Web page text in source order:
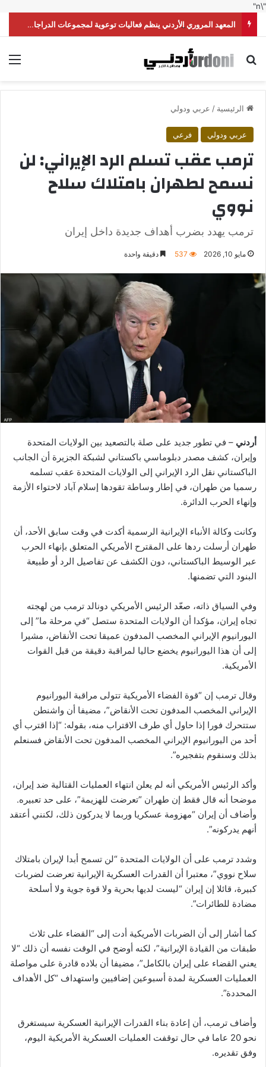
"\n"
المعهد المروري الأردني ينظم فعاليات توعوية لمجموعات الدراجات النارية
بحث عن
الرئيسية / عربي ودولي
عربي ودولي فرعي
ترمب عقب تسلم الرد الإيراني: لن
نسمح لطهران بامتلاك سلاح
نووي
ترمب يهدد بضرب أهداف جديدة داخل إيران
مايو 10, 2026 537 دقيقة واحدة
أردني – في تطور جديد على صلة بالتصعيد بين الولايات المتحدة
وإيران، كشف مصدر دبلوماسي باكستاني لشبكة الجزيرة أن الجانب
الباكستاني نقل الرد الإيراني إلى الولايات المتحدة عقب تسلمه
رسميا من طهران، في إطار وساطة تقودها إسلام آباد لاحتواء الأزمة
وإنهاء الحرب الدائرة.
وكانت وكالة الأنباء الإيرانية الرسمية أكدت في وقت سابق الأحد، أن
طهران أرسلت ردها على المقترح الأمريكي المتعلق بإنهاء الحرب
عبر الوسيط الباكستاني، دون الكشف عن تفاصيل الرد أو طبيعة
البنود التي تضمنها.
وفي السياق ذاته، صعّد الرئيس الأمريكي دونالد ترمب من لهجته
تجاه إيران، مؤكدا أن الولايات المتحدة ستصل “في مرحلة ما” إلى
اليورانيوم الإيراني المخصب المدفون عميقا تحت الأنقاض، مشيرا
إلى أن هذا اليورانيوم يخضع حاليا لمراقبة دقيقة من قبل القوات
الأمريكية.
وقال ترمب إن “قوة الفضاء الأمريكية تتولى مراقبة اليورانيوم
الإيراني المخصب المدفون تحت الأنقاض”، مضيفا أن واشنطن
ستتحرك فورا إذا حاول أي طرف الاقتراب منه، بقوله: “إذا اقترب أي
أحد من اليورانيوم الإيراني المخصب المدفون تحت الأنقاض فسنعلم
بذلك وسنقوم بتفجيره”.
وأكد الرئيس الأمريكي أنه لم يعلن انتهاء العمليات القتالية ضد إيران،
موضحا أنه قال فقط إن طهران “تعرضت للهزيمة”، على حد تعبيره.
وأضاف أن إيران “مهزومة عسكريا وربما لا يدركون ذلك، لكنني أعتقد
أنهم يدركونه”.
وشدد ترمب على أن الولايات المتحدة “لن تسمح أبدا لإيران بامتلاك
سلاح نووي”، معتبرا أن القدرات العسكرية الإيرانية تعرضت لضربات
كبيرة، قائلا إن إيران “ليست لديها بحرية ولا قوة جوية ولا أسلحة
مضادة للطائرات”.
كما أشار إلى أن الضربات الأمريكية أدت إلى “القضاء على ثلاث
طبقات من القيادة الإيرانية”، لكنه أوضح في الوقت نفسه أن ذلك “لا
يعني القضاء على إيران بالكامل”، مضيفا أن بلاده قادرة على مواصلة
العمليات العسكرية لمدة أسبوعين إضافيين واستهداف “كل الأهداف
المحددة”.
وأضاف ترمب، أن إعادة بناء القدرات الإيرانية العسكرية سيستغرق
نحو 20 عاما في حال توقفت العمليات العسكرية الأمريكية اليوم،
وفق تقديره.